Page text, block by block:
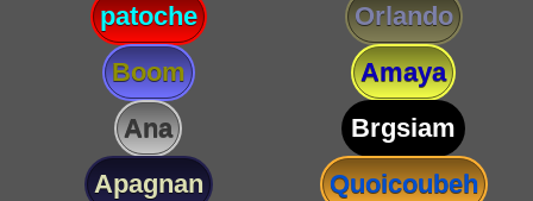
patoche
Orlando
Boom
Amaya
Ana
Brgsiam
Apagnan
Quoicoubeh